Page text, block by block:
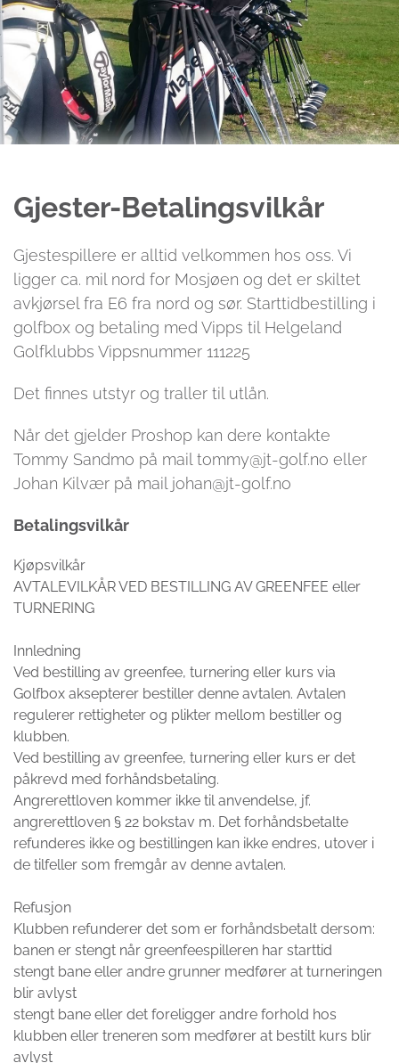
Gjester-Betalingsvilkår
Gjestespillere er alltid velkommen hos oss. Vi
ligger ca. mil nord for Mosjøen og det er skiltet
avkjørsel fra E6 fra nord og sør. Starttidbestilling i
golfbox og betaling med Vipps til Helgeland
Golfklubbs Vippsnummer 111225
Det finnes utstyr og traller til utlån.
Når det gjelder Proshop kan dere kontakte
Tommy Sandmo på mail tommy@jt-golf.no eller
Johan Kilvær på mail johan@jt-golf.no
Betalingsvilkår
Kjøpsvilkår
AVTALEVILKÅR VED BESTILLING AV GREENFEE eller
TURNERING
Innledning
Ved bestilling av greenfee, turnering eller kurs via
Golfbox aksepterer bestiller denne avtalen. Avtalen
regulerer rettigheter og plikter mellom bestiller og
klubben.
Ved bestilling av greenfee, turnering eller kurs er det
påkrevd med forhåndsbetaling.
Angrerettloven kommer ikke til anvendelse, jf.
angrerettloven § 22 bokstav m. Det forhåndsbetalte
refunderes ikke og bestillingen kan ikke endres, utover i
de tilfeller som fremgår av denne avtalen.
Refusjon
Klubben refunderer det som er forhåndsbetalt dersom:
banen er stengt når greenfeespilleren har starttid
stengt bane eller andre grunner medfører at turneringen
blir avlyst
stengt bane eller det foreligger andre forhold hos
klubben eller treneren som medfører at bestilt kurs blir
avlyst